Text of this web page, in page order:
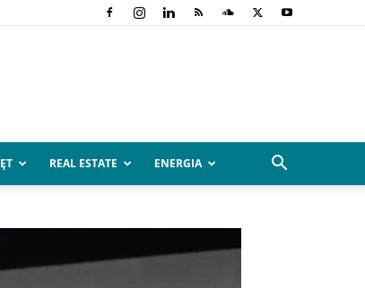
REAL ESTATE ENERGIA